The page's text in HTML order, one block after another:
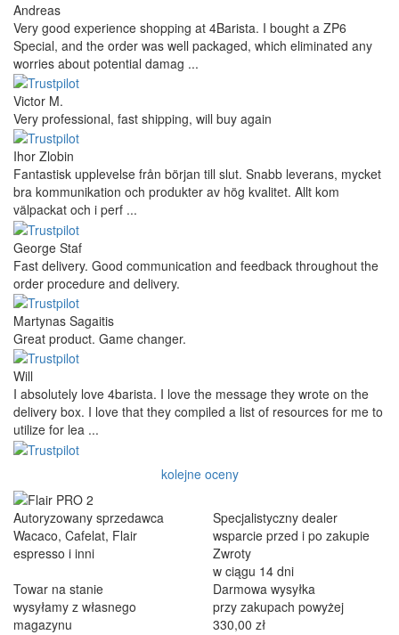
Andreas
Very good experience shopping at 4Barista. I bought a ZP6
Special, and the order was well packaged, which eliminated any
worries about potential damag ...
Victor M.
Very professional, fast shipping, will buy again
Ihor Zlobin
Fantastisk upplevelse från början till slut. Snabb leverans, mycket
bra kommunikation och produkter av hög kvalitet. Allt kom
välpackat och i perf ...
George Staf
Fast delivery. Good communication and feedback throughout the
order procedure and delivery.
Martynas Sagaitis
Great product. Game changer.
Will
I absolutely love 4barista. I love the message they wrote on the
delivery box. I love that they compiled a list of resources for me to
utilize for lea ...
kolejne oceny
Autoryzowany sprzedawca
Wacaco, Cafelat, Flair
espresso i inni
Specjalistyczny dealer
wsparcie przed i po zakupie
Zwroty
w ciągu 14 dni
Towar na stanie
wysyłamy z własnego
magazynu
Darmowa wysyłka
przy zakupach powyżej
330,00 zł